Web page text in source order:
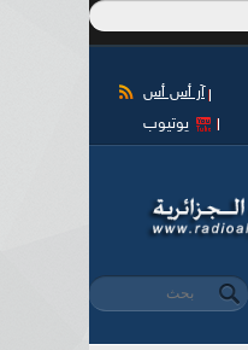
آر أس أس
يوتيوب
استمارة البحث
‏بحث ‏